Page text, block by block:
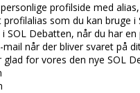
profilside med
profilalias som du kan bruge i
SOL Debatten, når du har en
mail når der bliver svaret på
glad for vores den nye SOL